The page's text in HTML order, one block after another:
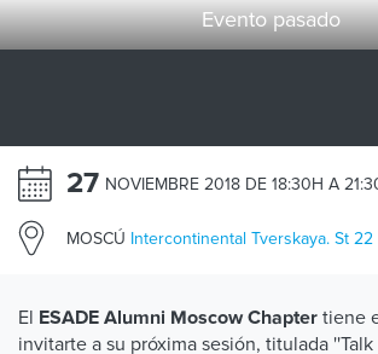
Evento pasado
27 NOVIEMBRE 2018 DE 18:30H A
MOSCÚ Intercontinental Tverskaya. St 22
El ESADE Alumni Moscow Chapter tiene
invitarte a su próxima sesión, titulada